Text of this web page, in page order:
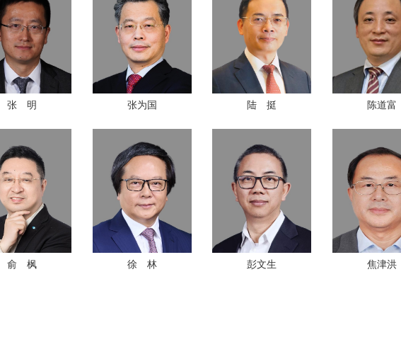
张 明 张为国 陆 挺 陈道富
俞 枫 徐 林 彭文生 焦津洪